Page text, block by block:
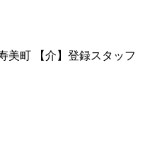
美町 【介】登録スタッフ